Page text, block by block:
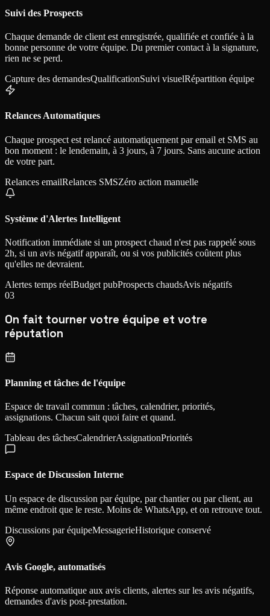
Suivi des Prospects
Chaque demande de client est enregistrée, qualifiée et confiée à la
bonne personne de votre équipe. Du premier contact à la signature,
rien ne se perd.
Capture des demandesQualificationSuivi visuelRépartition équipe
Relances Automatiques
Chaque prospect est relancé automatiquement par email et SMS au
bon moment : le lendemain, à 3 jours, à 7 jours. Sans aucune action
de votre part.
Relances emailRelances SMSZéro action manuelle
Système d'Alertes Intelligent
Notification immédiate si un prospect chaud n'est pas rappelé sous
2h, si un avis négatif apparaît, ou si vos publicités coûtent plus
qu'elles ne devraient.
Alertes temps réelBudget pubProspects chaudsAvis négatifs
03
On fait tourner votre équipe et votre
réputation
Planning et tâches de l'équipe
Espace de travail commun : tâches, calendrier, priorités,
assignations. Chacun sait quoi faire et quand.
Tableau des tâchesCalendrierAssignationPriorités
Espace de Discussion Interne
Un espace de discussion par équipe, par chantier ou par client, au
même endroit que le reste. Moins de WhatsApp, et on retrouve tout.
Discussions par équipeMessagerieHistorique conservé
Avis Google, automatisés
Réponse automatique aux avis clients, alertes sur les avis négatifs,
demandes d'avis post-prestation.